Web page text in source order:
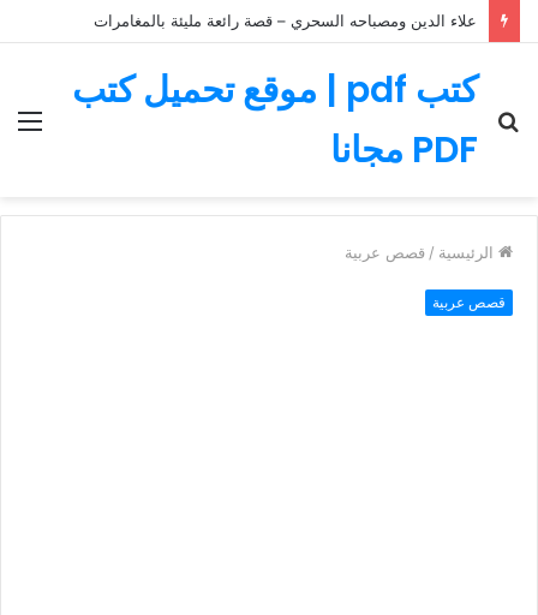
علاء الدين ومصباحه السحري – قصة رائعة مليئة بالمغامرات
كتب pdf | موقع تحميل كتب
PDF مجاناعن
الرئيسية / قصص عربية
قصص عربية